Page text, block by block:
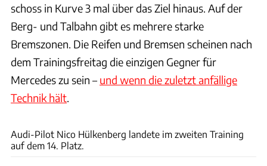
schoss in Kurve 3 mal über das Ziel hinaus. Auf der
Berg- und Talbahn gibt es mehrere starke
Bremszonen. Die Reifen und Bremsen scheinen nach
dem Trainingsfreitag die einzigen Gegner für
Mercedes zu sein – und wenn die zuletzt anfällige
Technik hält.
Audi-Pilot Nico Hülkenberg landete im zweiten Training
auf dem 14. Platz.